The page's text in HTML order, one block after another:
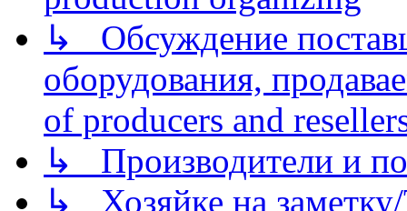
↳ Обсуждение
оборудования,
of producers and
↳ Производители и
↳ Хозяйке на